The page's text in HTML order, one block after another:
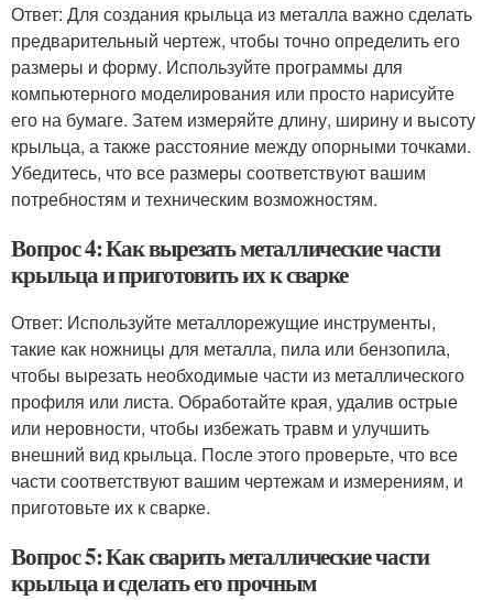
Ответ: Для создания крыльца из металла важно сделать
предварительный чертеж, чтобы точно определить его
размеры и форму. Используйте программы для
компьютерного моделирования или просто нарисуйте
его на бумаге. Затем измеряйте длину, ширину и высоту
крыльца, а также расстояние между опорными точками.
Убедитесь, что все размеры соответствуют вашим
потребностям и техническим возможностям.
Вопрос 4: Как вырезать металлические части
крыльца и приготовить их к сварке
Ответ: Используйте металлорежущие инструменты,
такие как ножницы для металла, пила или бензопила,
чтобы вырезать необходимые части из металлического
профиля или листа. Обработайте края, удалив острые
или неровности, чтобы избежать травм и улучшить
внешний вид крыльца. После этого проверьте, что все
части соответствуют вашим чертежам и измерениям, и
приготовьте их к сварке.
Вопрос 5: Как сварить металлические части
крыльца и сделать его прочным